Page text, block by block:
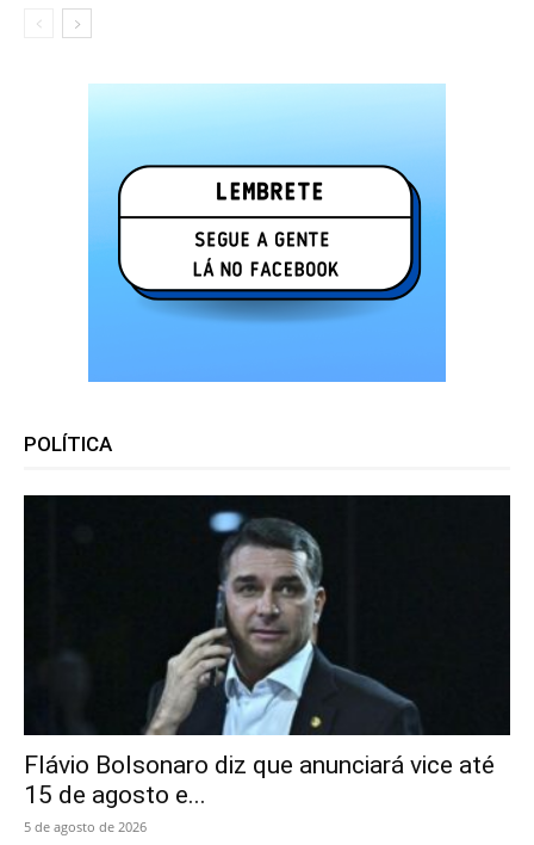
POLÍTICA
Flávio Bolsonaro diz que anunciará vice até
15 de agosto e...
5 de agosto de 2026